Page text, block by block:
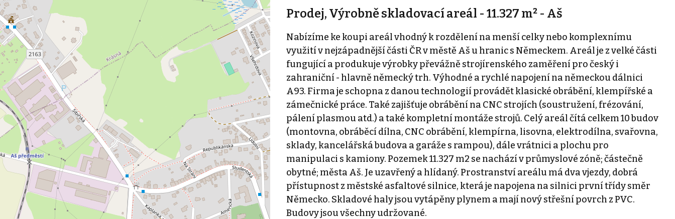
Prodej, Výrobně skladovací areál - 11.327 m² - Aš
Nabízíme ke koupi areál vhodný k rozdělení na menší celky nebo komplexnímu
využití v nejzápadnější části ČR v městě Aš u hranic s Německem. Areál je z velké části
fungující a produkuje výrobky převážně strojírenského zaměření pro český i
zahraniční - hlavně německý trh. Výhodné a rychlé napojení na německou dálnici
A93. Firma je schopna z danou technologií provádět klasické obrábění, klempířské a
zámečnické práce. Také zajišťuje obrábění na CNC strojích (soustružení, frézování,
pálení plasmou atd.) a také kompletní montáže strojů. Celý areál čítá celkem 10 budov
(montovna, obráběcí dílna, CNC obrábění, klempírna, lisovna, elektrodílna, svařovna,
sklady, kancelářská budova a garáže s rampou), dále vrátnici a plochu pro
manipulaci s kamiony. Pozemek 11.327 m2 se nachází v průmyslové zóně; částečně
obytné; města Aš. Je uzavřený a hlídaný. Prostranství areálu má dva vjezdy, dobrá
přístupnost z městské asfaltové silnice, která je napojena na silnici první třídy směr
Německo. Skladové haly jsou vytápěny plynem a mají nový střešní povrch z PVC.
Budovy jsou všechny udržované.